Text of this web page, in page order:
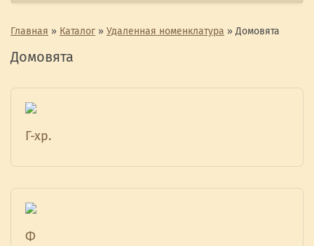
Главная » Каталог » Удаленная номенклатура »Домовята
Домовята
Г-хр.
Ф